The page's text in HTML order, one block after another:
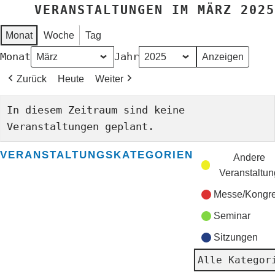
VERANSTALTUNGEN IM MÄRZ 2025
Monat Woche Tag
Monat Jahr
Zurück Heute Weiter
In diesem Zeitraum sind keine
Veranstaltungen geplant.
VERANSTALTUNGSKATEGORIEN
Andere
Messe/
Seminar
Sitzungen
Alle